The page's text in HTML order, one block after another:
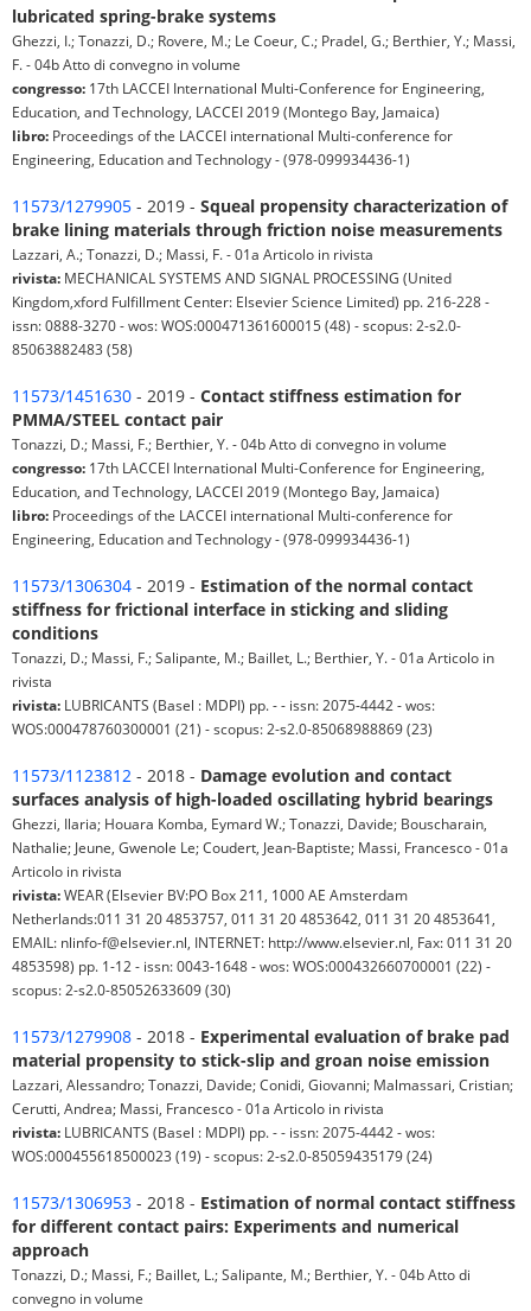
lubricated spring-brake systems
Ghezzi, I.; Tonazzi, D.; Rovere, M.; Le Coeur, C.; Pradel, G.; Berthier, Y.; Massi,
F. - 04b Atto di convegno in volume
congresso: 17th LACCEI International Multi-Conference for Engineering,
Education, and Technology, LACCEI 2019 (Montego Bay, Jamaica)
libro: Proceedings of the LACCEI international Multi-conference for
Engineering, Education and Technology - (978-099934436-1)
11573/1279905 - 2019 - Squeal propensity characterization of
brake lining materials through friction noise measurements
Lazzari, A.; Tonazzi, D.; Massi, F. - 01a Articolo in rivista
rivista: MECHANICAL SYSTEMS AND SIGNAL PROCESSING (United
Kingdom,xford Fulfillment Center: Elsevier Science Limited) pp. 216-228 -
issn: 0888-3270 - wos: WOS:000471361600015 (48) - scopus: 2-s2.0-
85063882483 (58)
11573/1451630 - 2019 - Contact stiffness estimation for
PMMA/STEEL contact pair
Tonazzi, D.; Massi, F.; Berthier, Y. - 04b Atto di convegno in volume
congresso: 17th LACCEI International Multi-Conference for Engineering,
Education, and Technology, LACCEI 2019 (Montego Bay, Jamaica)
libro: Proceedings of the LACCEI international Multi-conference for
Engineering, Education and Technology - (978-099934436-1)
11573/1306304 - 2019 - Estimation of the normal contact
stiffness for frictional interface in sticking and sliding
conditions
Tonazzi, D.; Massi, F.; Salipante, M.; Baillet, L.; Berthier, Y. - 01a Articolo in
rivista
rivista: LUBRICANTS (Basel : MDPI) pp. - - issn: 2075-4442 - wos:
WOS:000478760300001 (21) - scopus: 2-s2.0-85068988869 (23)
11573/1123812 - 2018 - Damage evolution and contact
surfaces analysis of high-loaded oscillating hybrid bearings
Ghezzi, Ilaria; Houara Komba, Eymard W.; Tonazzi, Davide; Bouscharain,
Nathalie; Jeune, Gwenole Le; Coudert, Jean-Baptiste; Massi, Francesco - 01a
Articolo in rivista
rivista:WEAR (Elsevier BV:PO Box 211, 1000 AE Amsterdam
Netherlands:011 31 20 4853757, 011 31 20 4853642, 011 31 20 4853641,
EMAIL: nlinfo-f@elsevier.nl, INTERNET: http://www.elsevier.nl, Fax: 011 31 20
4853598) pp. 1-12 - issn: 0043-1648 - wos: WOS:000432660700001 (22) -
scopus: 2-s2.0-85052633609 (30)
11573/1279908 - 2018 - Experimental evaluation of brake pad
material propensity to stick-slip and groan noise emission
Lazzari, Alessandro; Tonazzi, Davide; Conidi, Giovanni; Malmassari, Cristian;
Cerutti, Andrea; Massi, Francesco - 01a Articolo in rivista
rivista: LUBRICANTS (Basel : MDPI) pp. - - issn: 2075-4442 - wos:
WOS:000455618500023 (19) - scopus: 2-s2.0-85059435179 (24)
11573/1306953 - 2018 - Estimation of normal contact stiffness
for different contact pairs: Experiments and numerical
approach
Tonazzi, D.; Massi, F.; Baillet, L.; Salipante, M.; Berthier, Y. - 04b Atto di
convegno in volume